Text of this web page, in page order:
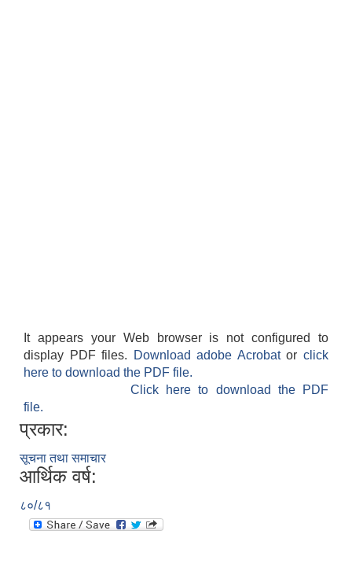
It appears your Web browser is not configured to
display PDF files.
Download adobe Acrobatorclick
here to download the PDF file.
Click here to download the PDF
file.
प्रकार:
सूचना तथा समाचार
आर्थिक वर्ष:
८०/८१